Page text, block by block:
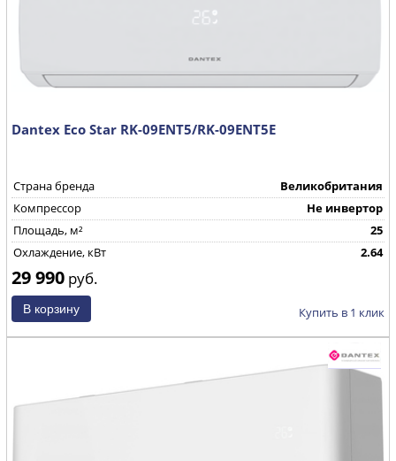
Dantex Eco Star RK-09ENT5/RK-09ENT5E
Страна бренда
Великобритания
Компрессор
Не инвертор
Площадь, м²
25
Охлаждение, кВт
2.64
29 990 руб.
Купить в 1 клик